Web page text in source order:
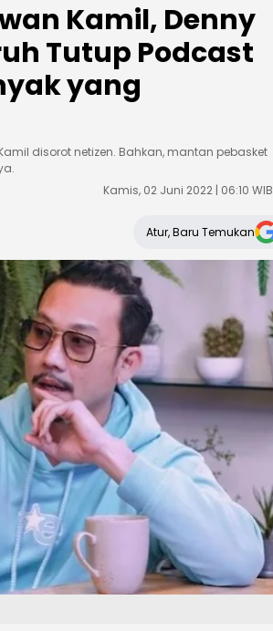
Kamil, Denny
Tutup Podcast
yang
disorot netizen. Bahkan, mantan pebasket
Kamis, 02 Juni 2022 | 06:10 WIB
Atur, Baru Temukan